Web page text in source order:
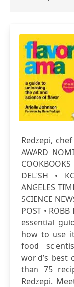
Redzepi,
AWARD
DELISH •
ANGELES
SCIENCE
POST •
essential
how to use
food
world’s best
than 75
Redzepi.